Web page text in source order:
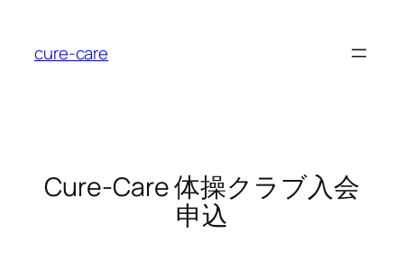
cure-care
Cure-Care 体操クラブ入会
申込